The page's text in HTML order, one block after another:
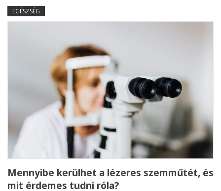
EGÉSZSÉG
Mennyibe kerülhet a lézeres szemműtét, és
mit érdemes tudni róla?